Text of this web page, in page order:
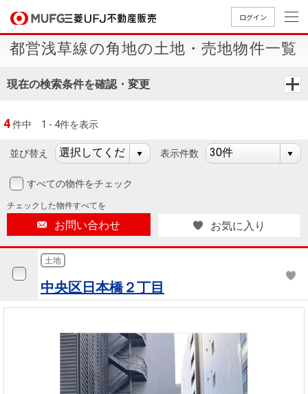
ログイン
買いたいTOP
中古
マン
ンを
探す
新
築・
建て
す
投
資
事業
用物
売りたいTOP
無
料
定
売
却
売却
時手
取り
店舗案内TOP
店舗のご
案内（首
都圏）
案内（名
店舗のご
案内（関
会社情報TOP
ごあいさ
つ
要
MUFG
Way
ョン
組織図
図
リリース
会社案内
採用情報TOP
新卒採用
情報
採用情報
買いたい
売りたい
会社情報
採用情報
法人のお客さま
提携企業にお勤めの方
会員ページ
都営浅草線の角地の土地・売地物件一覧
現在の検索条件を確認・変更
4件中 1 - 4件を表示
並び替え 表示件数
すべての物件をチェック
チェックした物件すべてを
お問い合わせ お気に入り
土地
中央区日本橋２丁目